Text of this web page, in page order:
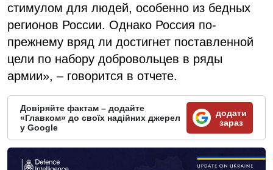
стимулом для людей, особенно из бедных
регионов России. Однако Россия по-
прежнему вряд ли достигнет поставленной
цели по набору добровольцев в ряды
армии», – говорится в отчете.
Довіряйте фактам – додайте
«Главком» до своїх надійних джерел
у Google
додати
зараз